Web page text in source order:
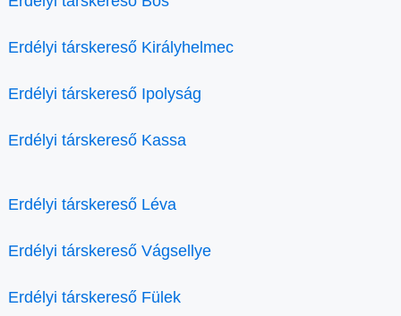
Erdélyi társkereső Királyhelmec
Erdélyi társkereső Ipolyság
Erdélyi társkereső Kassa
Erdélyi társkereső Léva
Erdélyi társkereső Vágsellye
Erdélyi társkereső Fülek